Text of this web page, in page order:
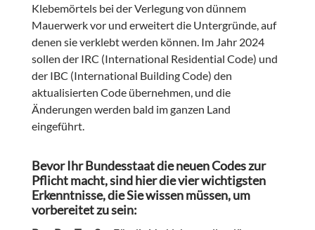
Klebemörtels bei der Verlegung von dünnem
Mauerwerk vor und erweitert die Untergründe, auf
denen sie verklebt werden können. Im Jahr 2024
sollen der IRC (International Residential Code) und
der IBC (International Building Code) den
aktualisierten Code übernehmen, und die
Änderungen werden bald im ganzen Land
eingeführt.
Bevor Ihr Bundesstaat die neuen Codes zur
Pflicht macht, sind hier die vier wichtigsten
Erkenntnisse, die Sie wissen müssen, um
vorbereitet zu sein: